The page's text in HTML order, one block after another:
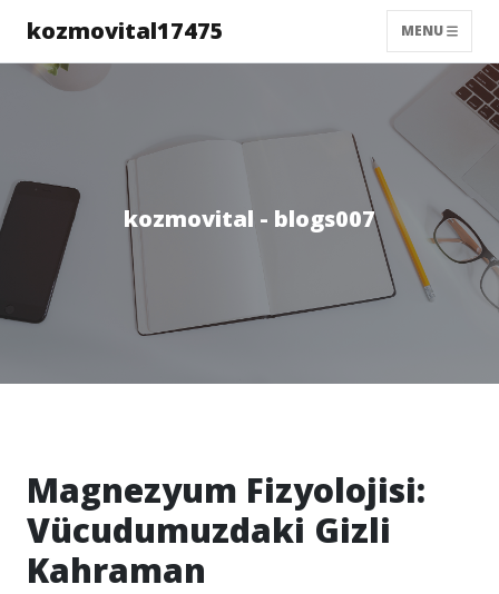
kozmovital17475 MENU
kozmovital - blogs007
Magnezyum Fizyolojisi:
Vücudumuzdaki Gizli
Kahraman